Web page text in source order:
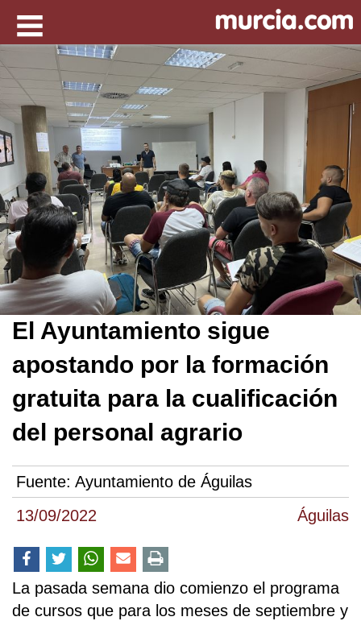
13/09/2022 Águilas
El Ayuntamiento sigue
apostando por la formación
gratuita para la cualificación
del personal agrario
Fuente: Ayuntamiento de Águilas
La pasada semana dio comienzo el programa
de cursos que para los meses de septiembre y